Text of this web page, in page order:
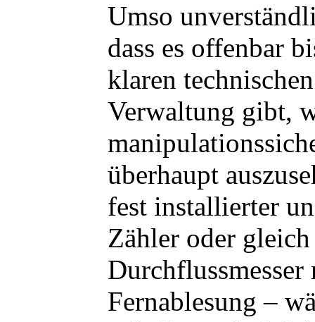
Umso
dass es offenbar
klaren
Verwaltung gibt,
überhaupt
fest installierter
Zähler oder
Durchflussmesser
Fernablesung –